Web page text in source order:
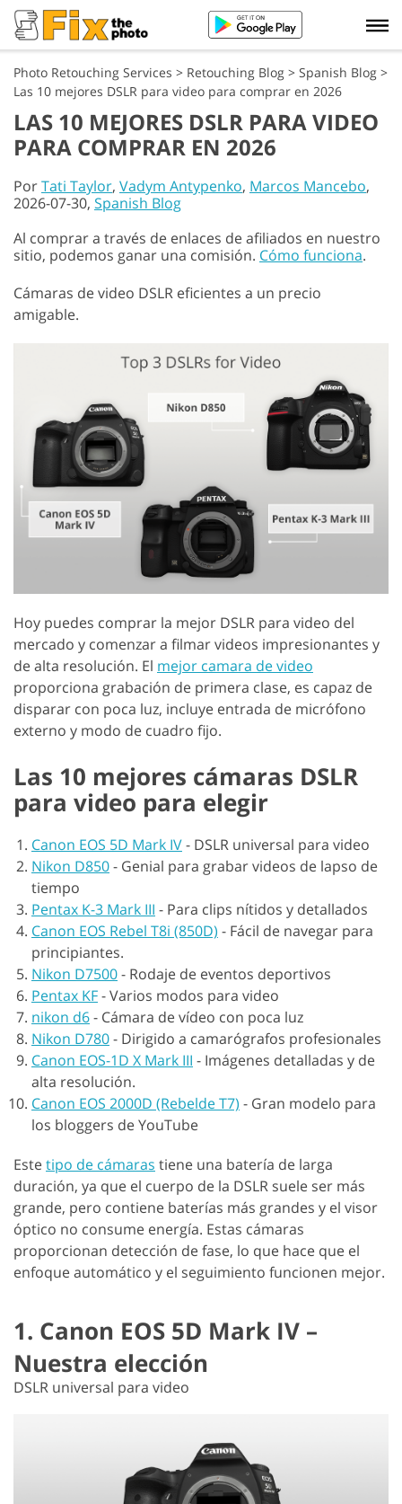
Photo Retouching Services > Retouching Blog > Spanish Blog >
Las 10 mejores DSLR para video para comprar en 2026
LAS 10 MEJORES DSLR PARA VIDEO
PARA COMPRAR EN 2026
PorTati Taylor, Vadym Antypenko, Marcos Mancebo,
2026-07-30, Spanish Blog
Al comprar a través de enlaces de afiliados en nuestro
sitio, podemos ganar una comisión. Cómo funciona.
Cámaras de video DSLR eficientes a un precio
amigable.
Hoy puedes comprar la mejor DSLR para video del
mercado y comenzar a filmar videos impresionantes y
de alta resolución. El mejor camara de video
proporciona grabación de primera clase, es capaz de
disparar con poca luz, incluye entrada de micrófono
externo y modo de cuadro fijo.
Las 10 mejores cámaras DSLR
para video para elegir
Canon EOS 5D Mark IV- DSLR universal para video
Nikon D850- Genial para grabar videos de lapso de
tiempo
Pentax K-3 Mark III - Para clips nítidos y detallados
Canon EOS Rebel T8i (850D) - Fácil de navegar para
principiantes.
Nikon D7500- Rodaje de eventos deportivos
Pentax KF-Varios modos para video
nikon d6- Cámara de vídeo con poca luz
Nikon D780- Dirigido a camarógrafos profesionales
Canon EOS-1D X Mark III - Imágenes detalladas y de
alta resolución.
Canon EOS 2000D (Rebelde T7) - Gran modelo para
los bloggers de YouTube
Estetipo de cámaras tiene una batería de larga
duración, ya que el cuerpo de la DSLR suele ser más
grande, pero contiene baterías más grandes y el visor
óptico no consume energía. Estas cámaras
proporcionan detección de fase, lo que hace que el
enfoque automático y el seguimiento funcionen mejor.
1. Canon EOS 5D Mark IV –
Nuestra elección
DSLR universal para video